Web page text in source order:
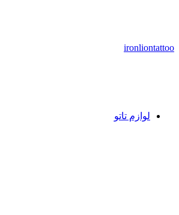
ironliontattoo
لوازم تاتو